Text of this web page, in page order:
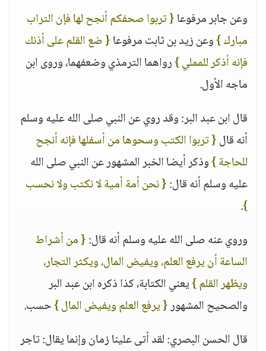
وعن جابر مرفوعا{ تربوا صحفكم أنجح لها فإن التراب
مبارك }وعن زيد بن ثابت مرفوعا{ ضع القلم على أذنك
فإنه أذكر للمملي }رواهما الترمذي وضعفهما، وروى ابن
ماجه الأول.
قال ابن عبد البر: وقد روي عن النبي صلى الله عليه وسلم
أنه قال{ تربوا الكتب وسحوها من أسفلها فإنه أنجح
للحاجة }وذكر أيضا الخبر المشهور عن النبي صلى الله
عليه وسلم أنه قال:{ نحن أمة أمية لا نكتب ولا نحسب
}
.
وروي عنه صلى الله عليه وسلم أنه قال:{ من أشراط
الساعة أن يرفع العلم، ويفيض المال، ويكثر التجار،
ويظهر القلم }يعني الكتابة، كذا ذكره ابن عبد البر
والصحيح المشهور{ يرفع العلم ويفيض المال }حسب.
قال الحسن البصري: لقد أتى علينا زمان وإنما يقال: تاجر